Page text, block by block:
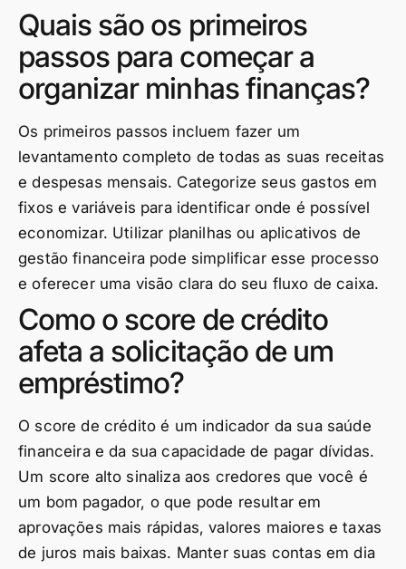
Quais são os primeiros
passos para começar a
organizar minhas finanças?
Os primeiros passos incluem fazer um
levantamento completo de todas as suas receitas
e despesas mensais. Categorize seus gastos em
fixos e variáveis para identificar onde é possível
economizar. Utilizar planilhas ou aplicativos de
gestão financeira pode simplificar esse processo
e oferecer uma visão clara do seu fluxo de caixa.
Como o score de crédito
afeta a solicitação de um
empréstimo?
O score de crédito é um indicador da sua saúde
financeira e da sua capacidade de pagar dívidas.
Um score alto sinaliza aos credores que você é
um bom pagador, o que pode resultar em
aprovações mais rápidas, valores maiores e taxas
de juros mais baixas. Manter suas contas em dia